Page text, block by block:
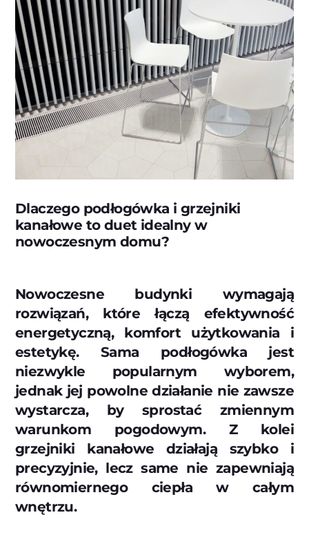
Dlaczego podłogówka i grzejniki
kanałowe to duet idealny w
nowoczesnym domu?
Nowoczesne budynki wymagają
rozwiązań, które łączą efektywność
energetyczną, komfort użytkowania i
estetykę. Sama podłogówka jest
niezwykle popularnym wyborem,
jednak jej powolne działanie nie zawsze
wystarcza, by sprostać zmiennym
warunkom pogodowym. Z kolei
grzejniki kanałowe działają szybko i
precyzyjnie, lecz same nie zapewniają
równomiernego ciepła w całym
wnętrzu.